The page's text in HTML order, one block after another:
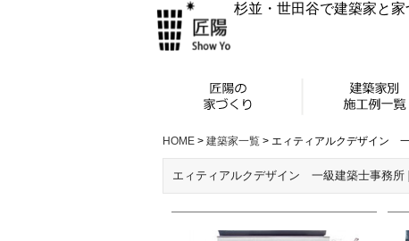
杉並・世田谷で建築家と家
HOME > 建築家一覧 > エィティアルクデザイン
エィティアルクデザイン 一級建築士事務所